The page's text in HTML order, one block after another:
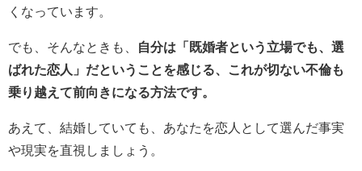
くなっています。
でも、そんなときも、
自分は「既婚者という立場でも、選
ばれた恋人」だということを感じる、これが切ない不倫も
乗り越えて前向きになる方法です。
あえて、結婚していても、あなたを恋人として選んだ事実
や現実を直視しましょう。